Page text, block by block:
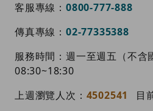
客服專線： 0800-777-888
傳真專線： 02-77335388
服務時間：週一至週五（不含
08:30~18:30
上週瀏覽人次： 4502541 目